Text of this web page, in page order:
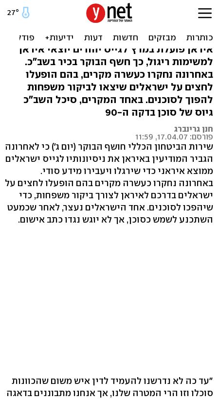
השב"כ: איראן ניסתה לגייס
יהודי לרגל בישראל
איראן פועלת במרץ לגייס יהודים יוצאי איראן
למשימות ריגול, כך חשף הבוקר בכיר בשב"כ.
באחרונה נחקרו כעשרה מקרים, בהם הופעלו
לחצים על ישראלים שיצאו לביקור משפחות
להפוך לסוכנים. באחד המקרים, סיכל השב"כ
גיוס של סוכן בדקה ה-90
חנן גרינברג
פורסם: 17.04.07, 11:59
שירות הביטחון הכללי חושף הבוקר (יום ג') כי לאחרונה
הגביר המודיעין באיראן את ניסיונותיו לגייס ישראלים
ממוצא איראני כדי שירגלו ויעבירו מידע סודי.
באחרונה נחקרו כעשרה מקרים בהם הופעלו לחצים על
ישראלים בדרכם לאיראן לצורך ביקור משפחות, כדי
שיהפכו לסוכנים. אחד הישראלים נעצר, לאחר שכמעט
השתכנע לשמש כסוכן, אך לא יוגש נגדו כתב אישום.
"עד כה לא נדרשנו להעמיד לדין איש משום שהכוונות
סוכלו וזו הרי המטרה שלנו, אך אנחנו מתבוננים בדאגה